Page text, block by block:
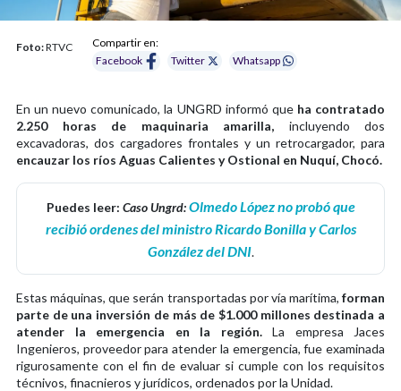
Foto:RTVC
Compartir en:
Facebook
Twitter Whatsapp
En un nuevo comunicado, la UNGRD informó queha contratado
2.250 horas de maquinaria amarilla, incluyendo dos
excavadoras, dos cargadores frontales y un retrocargador, para
encauzar los ríos Aguas Calientes y Ostional en Nuquí, Chocó.
Puedes leer: Caso Ungrd:Olmedo López no probó que
recibió ordenes del ministro Ricardo Bonilla y Carlos
González del DNI.
Estas máquinas, que serán transportadas por vía marítima, forman
parte de una inversión de más de $1.000 millones destinada a
atender la emergencia en la región.La empresa Jaces
Ingenieros, proveedor para atender la emergencia, fue examinada
rigurosamente con el fin de evaluar si cumple con los requisitos
técnivos, finacnieros y jurídicos, ordenados por la Unidad.